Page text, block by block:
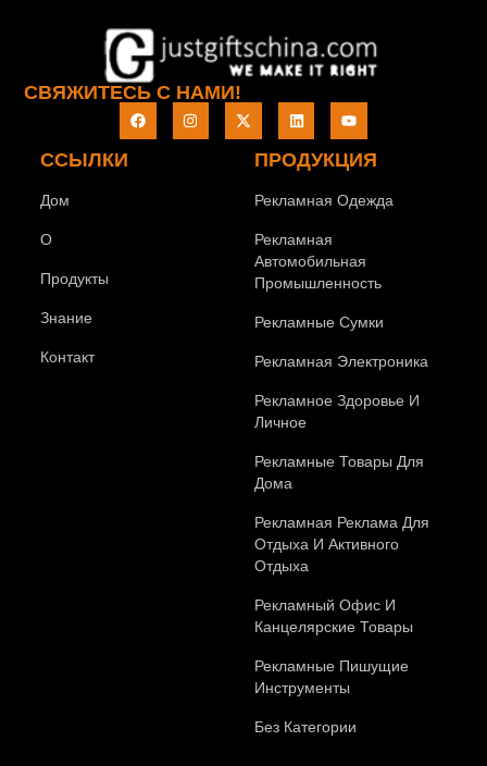
ССЫЛКИ
Дом
О
Продукты
Знание
Контакт
ПРОДУКЦИЯ
Рекламная Одежда
Рекламная
Автомобильная
Промышленность
Рекламные Сумки
Рекламная Электроника
Рекламное Здоровье И
Личное
Рекламные Товары Для
Дома
Рекламная Реклама Для
Отдыха И Активного
Отдыха
Рекламный Офис И
Канцелярские Товары
Рекламные Пишущие
Инструменты
Без Категории
СВЯЖИТЕСЬ С НАМИ!